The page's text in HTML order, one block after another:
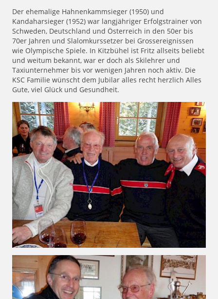
Der ehemalige Hahnenkammsieger (1950) und
Kandaharsieger (1952) war langjähriger Erfolgstrainer von
Schweden, Deutschland und Österreich in den 50er bis
70er Jahren und Slalomkurssetzer bei Grossereignissen
wie Olympische Spiele. In Kitzbühel ist Fritz allseits beliebt
und weitum bekannt, war er doch als Skilehrer und
Taxiunternehmer bis vor wenigen Jahren noch aktiv. Die
KSC Familie wünscht dem Jubilar alles recht herzlich Alles
Gute, viel Glück und Gesundheit.